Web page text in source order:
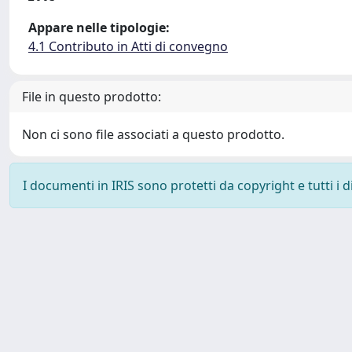
Appare nelle tipologie:
4.1 Contributo in Atti di convegno
File in questo prodotto:
Non ci sono file associati a questo prodotto.
I documenti in IRIS sono protetti da copyright e tutti i